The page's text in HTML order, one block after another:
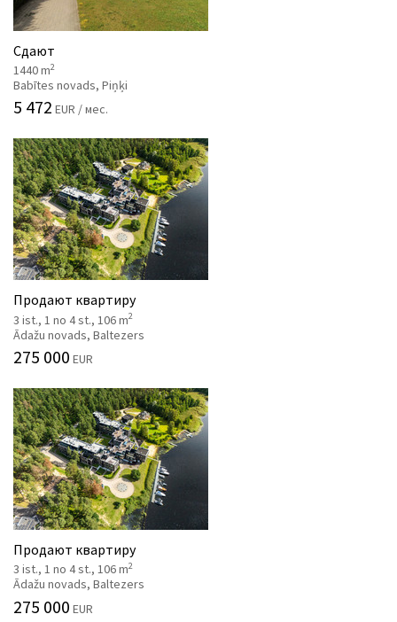
Сдают
1440 m2
Babītes novads, Piņķi
5 472 EUR / мес.
Продают квартиру
3 ist., 1 no 4 st., 106 m2
Ādažu novads, Baltezers
275 000 EUR
Продают квартиру
3 ist., 1 no 4 st., 106 m2
Ādažu novads, Baltezers
275 000 EUR